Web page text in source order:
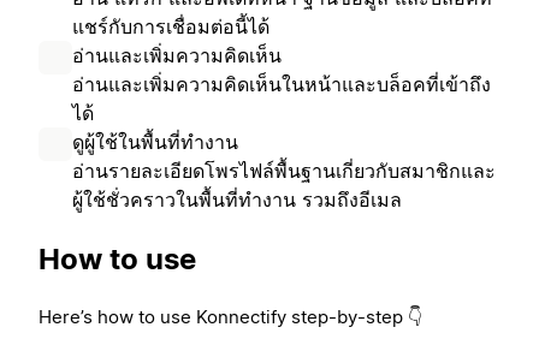
แชร์กับการเชื่อมต่อนี้ได้
อ่านและเพิ่มความคิดเห็น
อ่านและเพิ่มความคิดเห็นในหน้าและบล็อคที่เข้าถึง
ได้
ดูผู้ใช้ในพื้นที่ทำงาน
อ่านรายละเอียดโพรไฟล์พื้นฐานเกี่ยวกับสมาชิกและ
ผู้ใช้ชั่วคราวในพื้นที่ทำงาน รวมถึงอีเมล
How to use
Here’s how to use Konnectify step-by-step 👇